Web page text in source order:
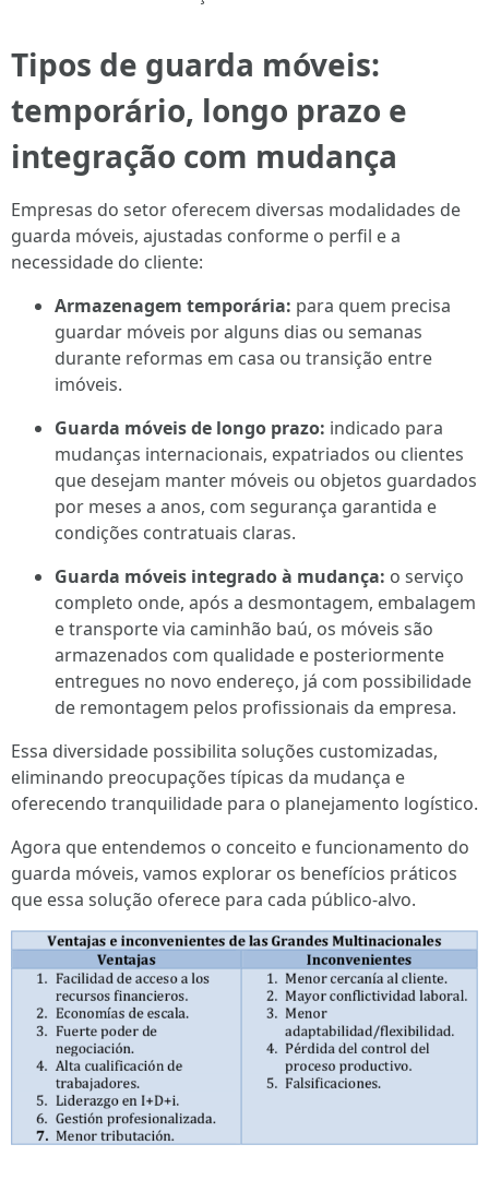
Tipos de guarda móveis:
temporário, longo prazo e
integração com mudança
Empresas do setor oferecem diversas modalidades de
guarda móveis, ajustadas conforme o perfil e a
necessidade do cliente:
Armazenagem temporária: para quem precisa
guardar móveis por alguns dias ou semanas
durante reformas em casa ou transição entre
imóveis.
Guarda móveis de longo prazo: indicado para
mudanças internacionais, expatriados ou clientes
que desejam manter móveis ou objetos guardados
por meses a anos, com segurança garantida e
condições contratuais claras.
Guarda móveis integrado à mudança: o serviço
completo onde, após a desmontagem, embalagem
e transporte via caminhão baú, os móveis são
armazenados com qualidade e posteriormente
entregues no novo endereço, já com possibilidade
de remontagem pelos profissionais da empresa.
Essa diversidade possibilita soluções customizadas,
eliminando preocupações típicas da mudança e
oferecendo tranquilidade para o planejamento logístico.
Agora que entendemos o conceito e funcionamento do
guarda móveis, vamos explorar os benefícios práticos
que essa solução oferece para cada público-alvo.